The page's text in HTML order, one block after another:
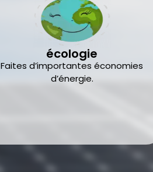
écologie
Faites d’importantes économies
d’énergie.